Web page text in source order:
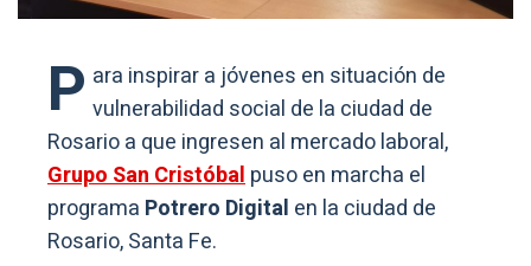
P ara inspirar a jóvenes en situación de
vulnerabilidad social de la ciudad de
Rosario a que ingresen al mercado laboral,
Grupo San Cristóbalpuso en marcha el
programa Potrero Digital en la ciudad de
Rosario, Santa Fe.